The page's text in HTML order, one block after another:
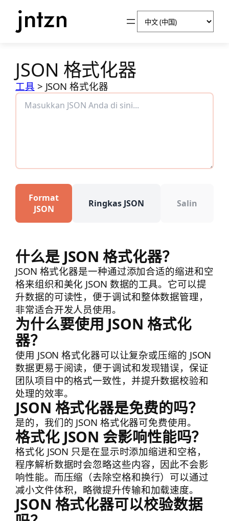
选
择
JSON 格式化器
工具 > JSON 格式化器
Format
JSON
Ringkas JSON Salin
什么是 JSON 格式化器？
JSON 格式化器是一种通过添加合适的缩进和空
格来组织和美化 JSON 数据的工具。它可以提
升数据的可读性，便于调试和整体数据管理，
非常适合开发人员使用。
为什么要使用 JSON 格式化
器？
使用 JSON 格式化器可以让复杂或压缩的 JSON
数据更易于阅读，便于调试和发现错误，保证
团队项目中的格式一致性，并提升数据校验和
处理的效率。
JSON 格式化器是免费的吗？
是的，我们的 JSON 格式化器可免费使用。
格式化 JSON 会影响性能吗？
格式化 JSON 只是在显示时添加缩进和空格，
程序解析数据时会忽略这些内容，因此不会影
响性能。而压缩（去除空格和换行）可以通过
减小文件体积，略微提升传输和加载速度。
JSON 格式化器可以校验数据